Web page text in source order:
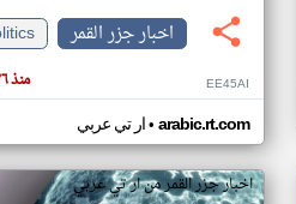
اخبار جزر القمر
منذ ٢٦ يوم EE45AI
ار تي عربي• arabic.rt.com
اخبار جزر القمر من ار تي عربي